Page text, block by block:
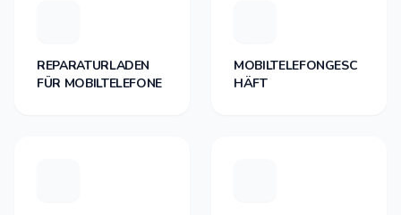
REPARATURLADEN
FÜR MOBILTELEFONE
MOBILTELEFONGESC
HÄFT